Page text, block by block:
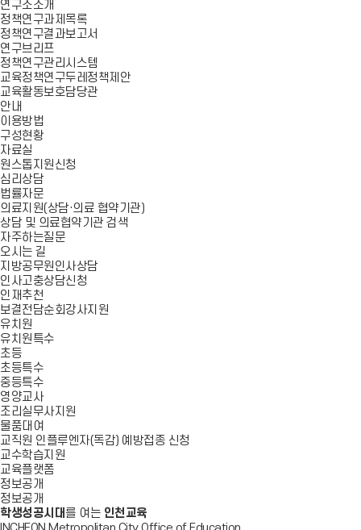
연구소소개
정책연구과제목록
정책연구결과보고서
연구브리프
정책연구관리시스템
교육정책연구두레정책제안
교육활동보호담당관
안내
이용방법
구성현황
자료실
원스톱지원신청
심리상담
법률자문
의료지원(상담·의료 협약기관)
상담 및 의료협약기관 검색
자주하는질문
오시는 길
지방공무원인사상담
인사고충상담신청
인재추천
보결전담순회강사지원
유치원
유치원특수
초등
초등특수
중등특수
영양교사
조리실무사지원
물품대여
교직원 인플루엔자(독감) 예방접종 신청
교수학습지원
교육플랫폼
정보공개
정보공개
학생성공시대 를 여는 인천교육